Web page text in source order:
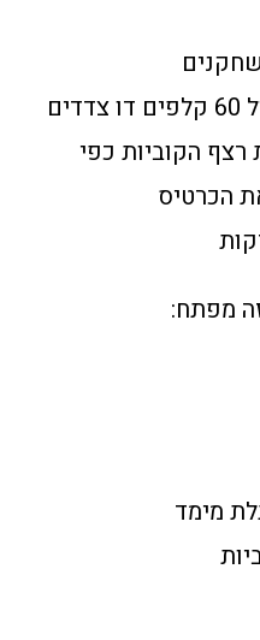
הקוביות כפי
הכרטיס
מפתח:
מימד